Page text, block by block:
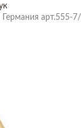
арт.555-